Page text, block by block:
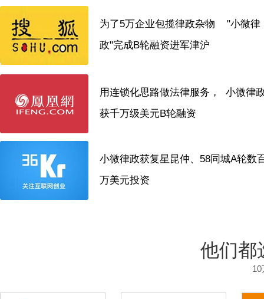
为了5万企业包揽律政杂物 "小微律
政"完成B轮融资进军津沪
用连锁化思路做法律服务， 小微律
获千万级美元B轮融资
小微律政获复星昆仲、58同城A轮数
万美元投资
他们都